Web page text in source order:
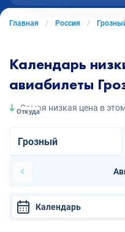
Главная Россия
Календарь
авиабилеты
Самая низкая цена в
Откуда
Календарь